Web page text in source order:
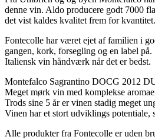
denne vin. Aldo producere godt 7000
det vist kaldes kvalitet frem for kvantitet.
Fontecolle har været ejet af familien i
gangen, kork, forsegling og en label på.
Italiensk vin håndværk når det er bedst.
Montefalco Sagrantino DOCG 2012
Meget mørk vin med komplekse
Trods sine 5 år er vinen stadig meget
Vinen har et stort udviklings potentiale,
Alle produkter fra Fontecolle er uden